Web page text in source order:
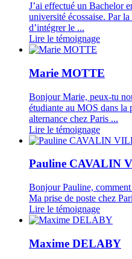
J’ai effectué un Bachelor
université écossaise. Par
d’intégrer le ...
Lire le témoignage
Marie MOTTE
Bonjour Marie, peux-tu
étudiante au MOS dans la
alternance chez Paris ...
Lire le témoignage
Pauline CAVALIN
Bonjour Pauline,
Ma prise de poste chez
Lire le témoignage
Maxime DELABY